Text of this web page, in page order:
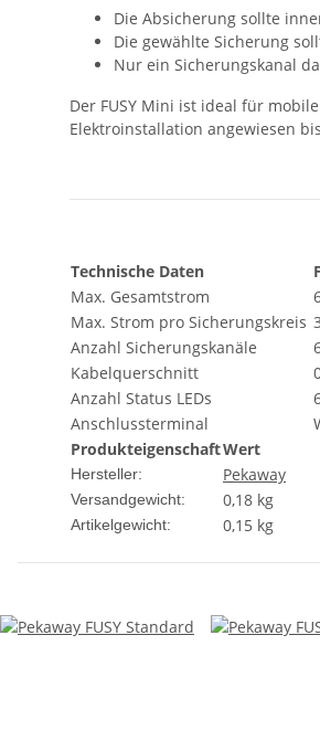
Die Absicherung sollte
Die gewählte Sicherung
Nur ein Sicherungskanal
Der FUSY Mini ist ideal für
Elektroinstallation angewiesen
Technische Daten
Max. Gesamtstrom
Max. Strom pro Sicherungskreis
Anzahl Sicherungskanäle
Kabelquerschnitt
Anzahl Status LEDs
Anschlussterminal
ProdukteigenschaftWert
Hersteller: Pekaway
Versandgewicht: 0,18 kg
Artikelgewicht: 0,15 kg